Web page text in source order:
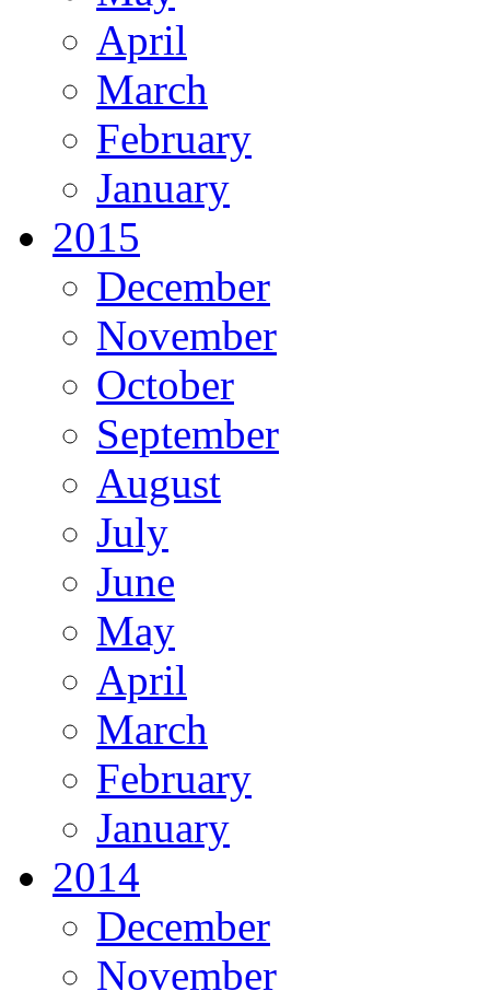
April
March
February
January
2015
December
November
October
September
August
July
June
May
April
March
February
January
2014
December
November